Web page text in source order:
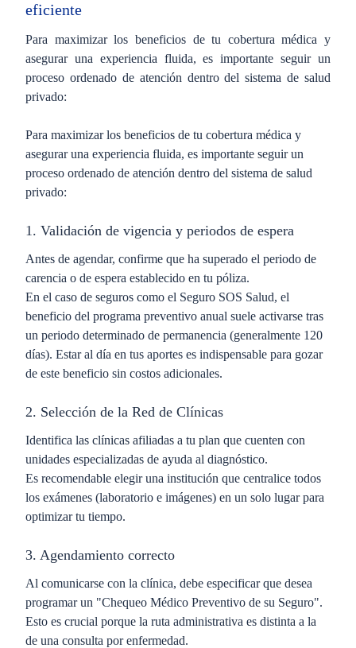
eficiente
Para maximizar los beneficios de tu cobertura médica y
asegurar una experiencia fluida, es importante seguir un
proceso ordenado de atención dentro del sistema de salud
privado:
Para maximizar los beneficios de tu cobertura médica y
asegurar una experiencia fluida, es importante seguir un
proceso ordenado de atención dentro del sistema de salud
privado:
1. Validación de vigencia y periodos de espera
Antes de agendar, confirme que ha superado el periodo de
carencia o de espera establecido en tu póliza.
En el caso de seguros como el Seguro SOS Salud, el
beneficio del programa preventivo anual suele activarse tras
un periodo determinado de permanencia (generalmente 120
días). Estar al día en tus aportes es indispensable para gozar
de este beneficio sin costos adicionales.
2. Selección de la Red de Clínicas
Identifica las clínicas afiliadas a tu plan que cuenten con
unidades especializadas de ayuda al diagnóstico.
Es recomendable elegir una institución que centralice todos
los exámenes (laboratorio e imágenes) en un solo lugar para
optimizar tu tiempo.
3. Agendamiento correcto
Al comunicarse con la clínica, debe especificar que desea
programar un "Chequeo Médico Preventivo de su Seguro".
Esto es crucial porque la ruta administrativa es distinta a la
de una consulta por enfermedad.